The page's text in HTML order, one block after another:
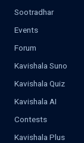
Sootradhar
Events
Forum
Kavishala Suno
Kavishala Quiz
Kavishala AI
Contests
Kavishala Plus